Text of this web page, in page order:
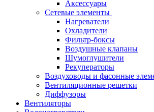
Аксессуары
Сетевые элементы
Нагреватели
Охладители
Фильтр-боксы
Воздушные клапаны
Шумоглушители
Рекуператоры
Воздуховоды и фасонные
Вентиляционные решетки
Диффузоры
Вентиляторы